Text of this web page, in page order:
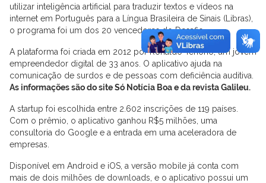
utilizar inteligência artificial para traduzir textos e vídeos na
internet em Português para a Língua Brasileira de Sinais (Libras),
o programa foi um dos 20 vencedores do Desafio.
A plataforma foi criada em 2012 por Ronaldo Tenório, um jovem
empreendedor digital de 33 anos. O aplicativo ajuda na
comunicação de surdos e de pessoas com deficiência auditiva.
As informações são do site Só Notícia Boa e da revista Galileu.
A startup foi escolhida entre 2.602 inscrições de 119 países.
Com o prêmio, o aplicativo ganhou R$5 milhões, uma
consultoria do Google e a entrada em uma aceleradora de
empresas.
Disponível em Android e iOS, a versão mobile já conta com
mais de dois milhões de downloads, e o aplicativo possui um